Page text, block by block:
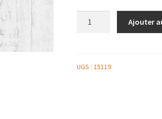
75CL
Ajouter
UGS : 15119